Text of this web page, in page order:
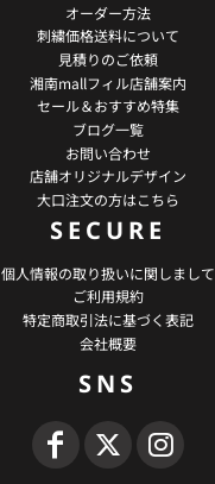
オーダー方法
刺繍価格送料について
見積りのご依頼
湘南mallフィル店舗案内
セール＆おすすめ特集
ブログ一覧
お問い合わせ
店舗オリジナルデザイン
大口注文の方はこちら
SECURE
個人情報の取り扱いに関しまして
ご利用規約
特定商取引法に基づく表記
会社概要
SNS